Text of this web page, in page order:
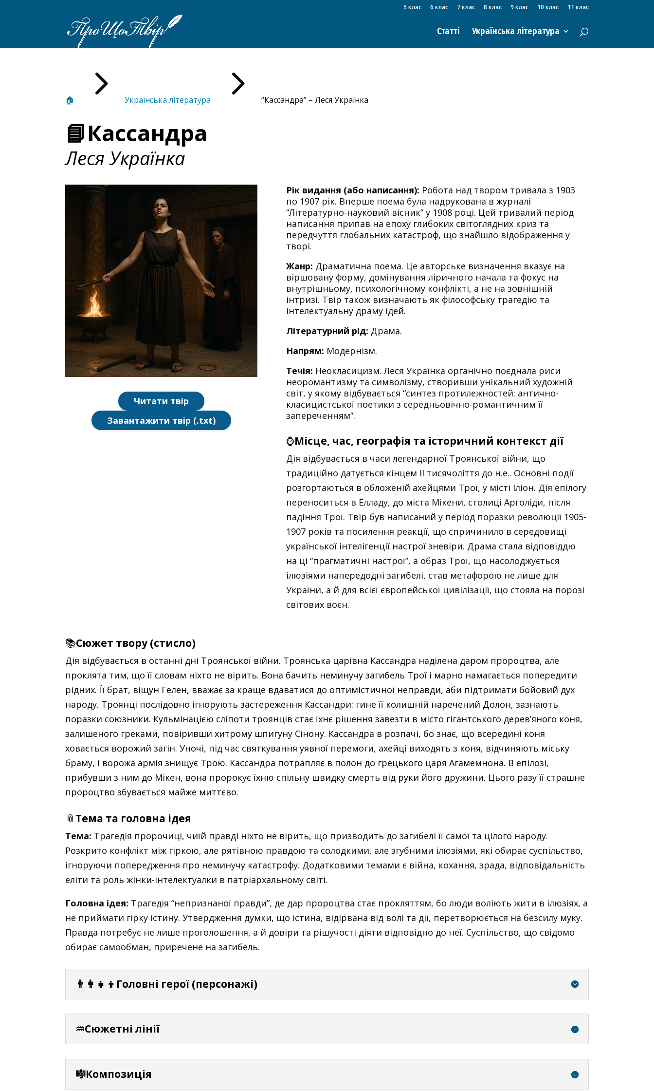
5 клас 6 клас 7 клас 8 клас 9 клас 10 клас 11 клас
Статті Українська література
🏠 5 Українська література 5 “Кассандра” – Леся Українка
📘Кассандра
Леся Українка
Читати твір
Завантажити твір (.txt)
Рік видання (або написання): Робота над твором тривала з 1903
по 1907 рік. Вперше поема була надрукована в журналі
“Літературно-науковий вісник” у 1908 році. Цей тривалий період
написання припав на епоху глибоких світоглядних криз та
передчуття глобальних катастроф, що знайшло відображення у
творі.
Жанр: Драматична поема. Це авторське визначення вказує на
віршовану форму, домінування ліричного начала та фокус на
внутрішньому, психологічному конфлікті, а не на зовнішній
інтризі. Твір також визначають як філософську трагедію та
інтелектуальну драму ідей.
Літературний рід: Драма.
Напрям: Модернізм.
Течія: Неокласицизм. Леся Українка органічно поєднала риси
неоромантизму та символізму, створивши унікальний художній
світ, у якому відбувається “синтез протилежностей: антично-
класицистської поетики з середньовічно-романтичним її
запереченням”.
⌚Місце, час, географія та історичний контекст дії
Дія відбувається в часи легендарної Троянської війни, що
традиційно датується кінцем II тисячоліття до н.е.. Основні події
розгортаються в обложеній ахейцями Трої, у місті Іліон. Дія епілогу
переноситься в Елладу, до міста Мікени, столиці Арголіди, після
падіння Трої. Твір був написаний у період поразки революції 1905-
1907 років та посилення реакції, що спричинило в середовищі
української інтелігенції настрої зневіри. Драма стала відповіддю
на ці “прагматичні настрої”, а образ Трої, що насолоджується
ілюзіями напередодні загибелі, став метафорою не лише для
України, а й для всієї європейської цивілізації, що стояла на порозі
світових воєн.
📚Сюжет твору (стисло)
Дія відбувається в останні дні Троянської війни. Троянська царівна Кассандра наділена даром пророцтва, але
проклята тим, що її словам ніхто не вірить. Вона бачить неминучу загибель Трої і марно намагається попередити
рідних. Її брат, віщун Гелен, вважає за краще вдаватися до оптимістичної неправди, аби підтримати бойовий дух
народу. Троянці послідовно ігнорують застереження Кассандри: гине її колишній наречений Долон, зазнають
поразки союзники. Кульмінацією сліпоти троянців стає їхнє рішення завезти в місто гігантського дерев’яного коня,
залишеного греками, повіривши хитрому шпигуну Сінону. Кассандра в розпачі, бо знає, що всередині коня
ховається ворожий загін. Уночі, під час святкування уявної перемоги, ахейці виходять з коня, відчиняють міську
браму, і ворожа армія знищує Трою. Кассандра потрапляє в полон до грецького царя Агамемнона. В епілозі,
прибувши з ним до Мікен, вона пророкує їхню спільну швидку смерть від руки його дружини. Цього разу її страшне
пророцтво збувається майже миттєво.
📎 Тема та головна ідея
Тема: Трагедія пророчиці, чиїй правді ніхто не вірить, що призводить до загибелі її самої та цілого народу.
Розкрито конфлікт між гіркою, але рятівною правдою та солодкими, але згубними ілюзіями, які обирає суспільство,
ігноруючи попередження про неминучу катастрофу. Додатковими темами є війна, кохання, зрада, відповідальність
еліти та роль жінки-інтелектуалки в патріархальному світі.
Головна ідея: Трагедія “непризнаної правди”, де дар пророцтва стає прокляттям, бо люди воліють жити в ілюзіях, а
не приймати гірку істину. Утвердження думки, що істина, відірвана від волі та дії, перетворюється на безсилу муку.
Правда потребує не лише проголошення, а й довіри та рішучості діяти відповідно до неї. Суспільство, що свідомо
обирає самообман, приречене на загибель.
👨‍👩‍👧‍👦Головні герої (персонажі)
♒Сюжетні лінії
🎼Композиція